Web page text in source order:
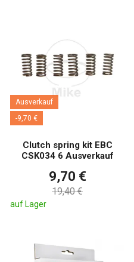
Ausverkauf
-9,70 €
Clutch spring kit EBC
CSK034 6 Ausverkauf
9,70 €
19,40 €
auf Lager